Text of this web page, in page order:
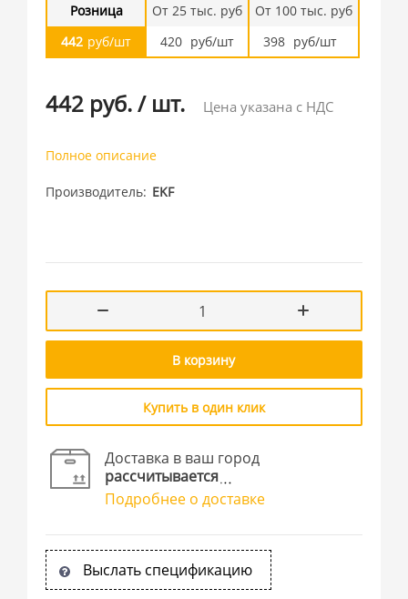
Розница
442 руб/шт
От 25 тыс. руб
420 руб/шт
От 100 тыс. руб
398 руб/шт
442 руб./ шт. Цена указана с НДС
Полное описание
Производитель EKF
В корзину
Купить в один клик
Доставка в ваш город
рассчитывается
Подробнее о доставке
Выслать спецификацию